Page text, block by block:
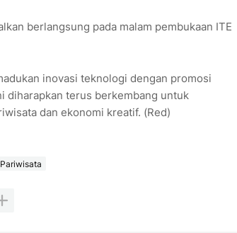
berlangsung pada malam pembukaan ITE
inovasi teknologi dengan promosi
diharapkan terus berkembang untuk
dan ekonomi kreatif. (Red)
Pariwisata